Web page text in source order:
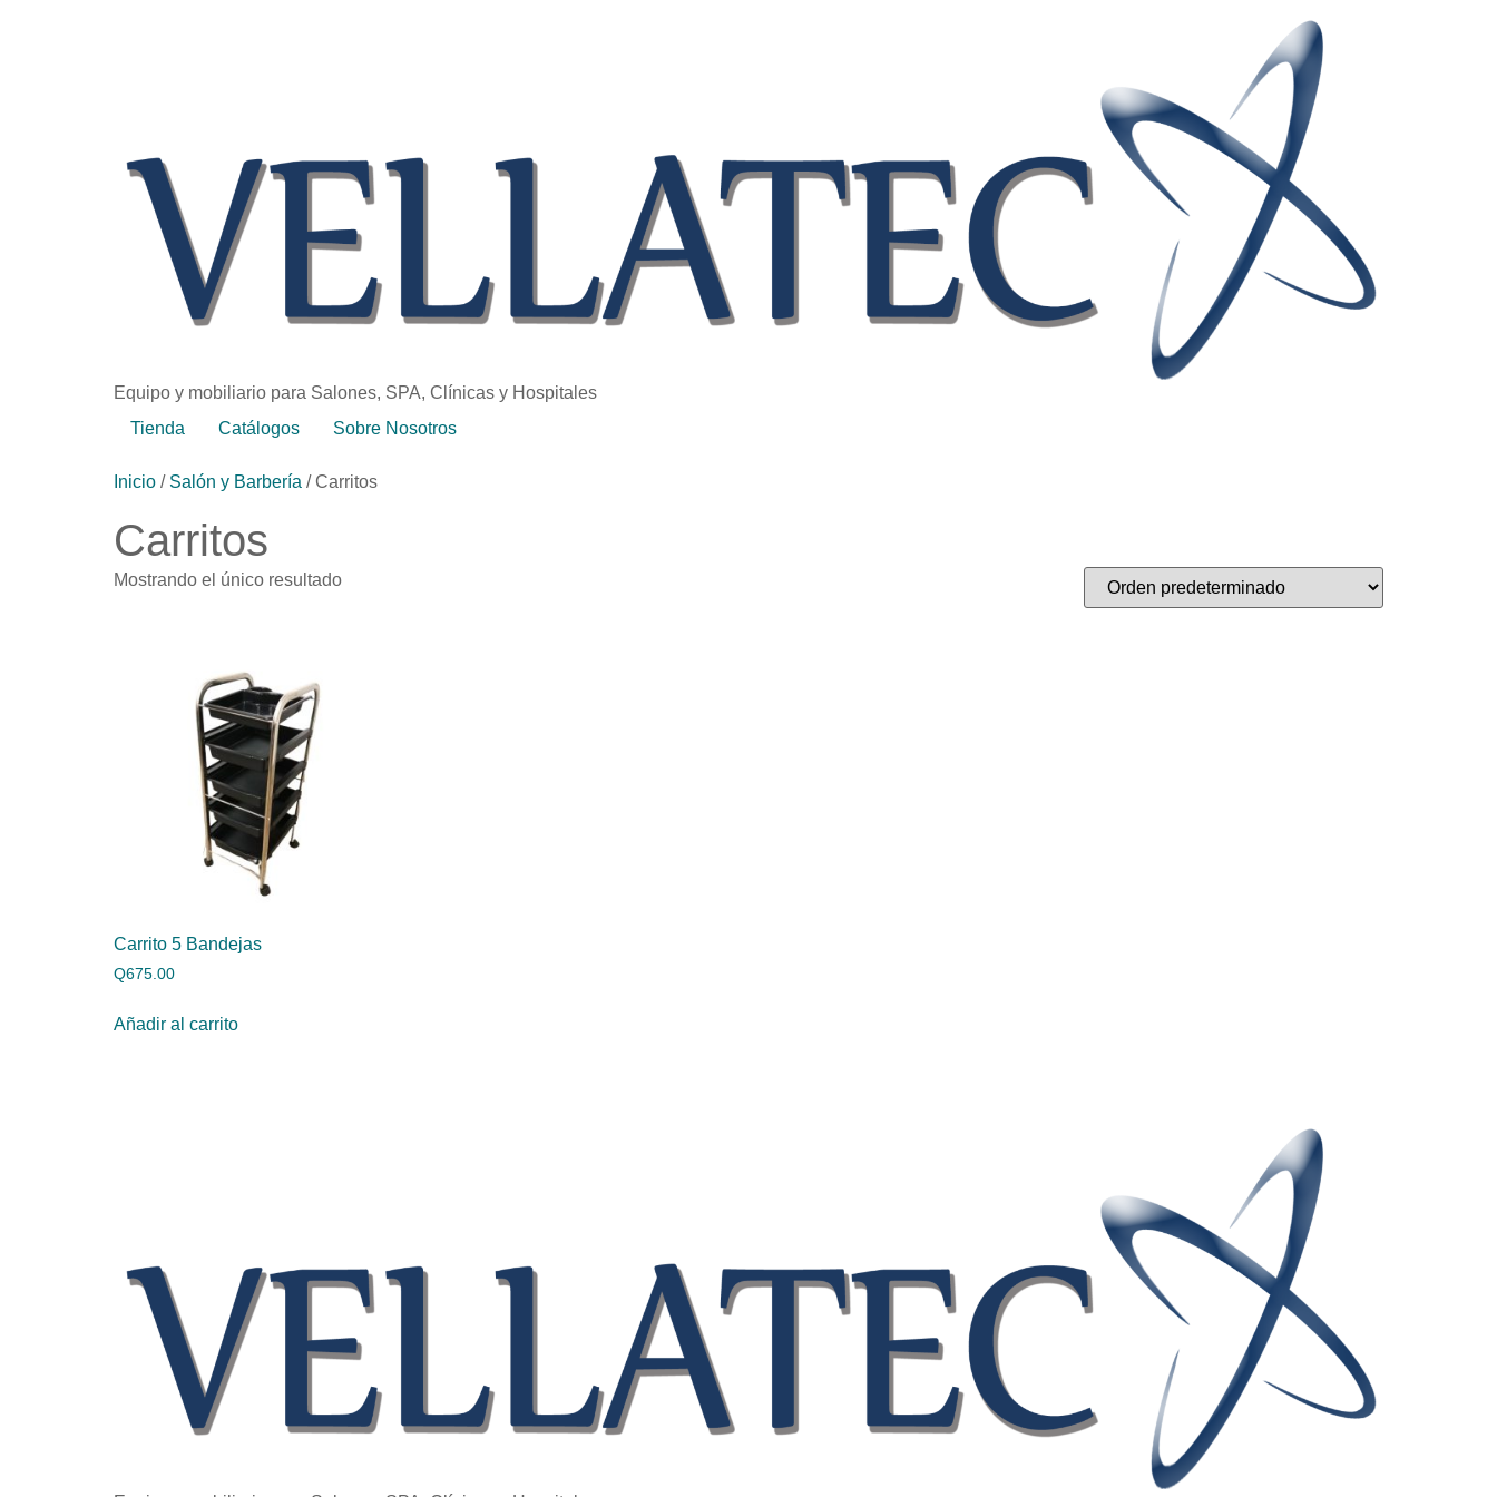
Equipo y mobiliario para Salones, SPA, Clínicas y Hospitales
Tienda
Catálogos Sobre Nosotros
Inicio / Salón y Barbería / Carritos
Carritos
Mostrando el único resultado
Carrito 5 Bandejas
Q675.00
Añadir al carrito